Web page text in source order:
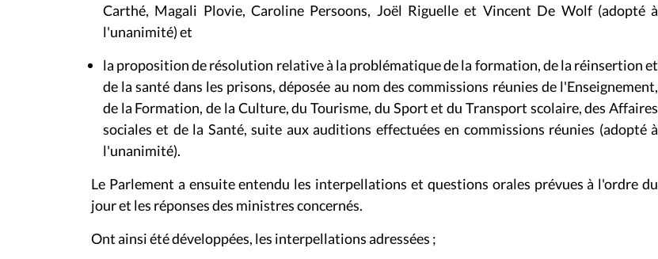
Carthé, Magali Plovie, Caroline Persoons, Joël Riguelle et Vincent De Wolf (adopté à
l'unanimité) et
la proposition de résolution relative à la problématique de la formation, de la réinsertion et
de la santé dans les prisons, déposée au nom des commissions réunies de l'Enseignement,
de la Formation, de la Culture, du Tourisme, du Sport et du Transport scolaire, des Affaires
sociales et de la Santé, suite aux auditions effectuées en commissions réunies (adopté à
l'unanimité).
Le Parlement a ensuite entendu les interpellations et questions orales prévues à l'ordre du
jour et les réponses des ministres concernés.
Ont ainsi été développées, les interpellations adressées ;